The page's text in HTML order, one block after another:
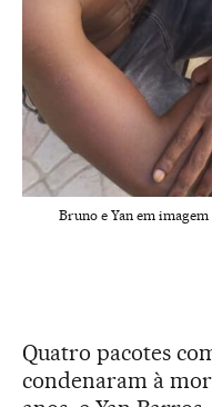
Bruno e Yan em imagem
Quatro pacotes
condenaram à